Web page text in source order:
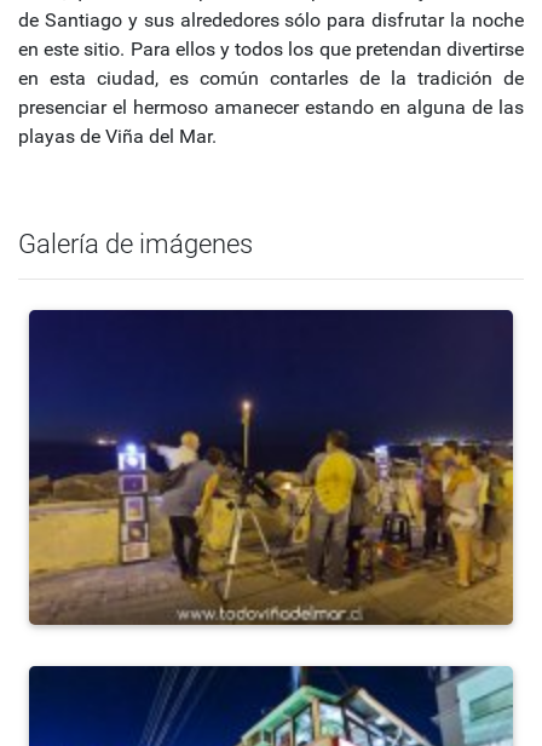
de Santiago y sus alrededores sólo para disfrutar la noche
en este sitio. Para ellos y todos los que pretendan divertirse
en esta ciudad, es común contarles de la tradición de
presenciar el hermoso amanecer estando en alguna de las
playas de Viña del Mar.
Galería de imágenes